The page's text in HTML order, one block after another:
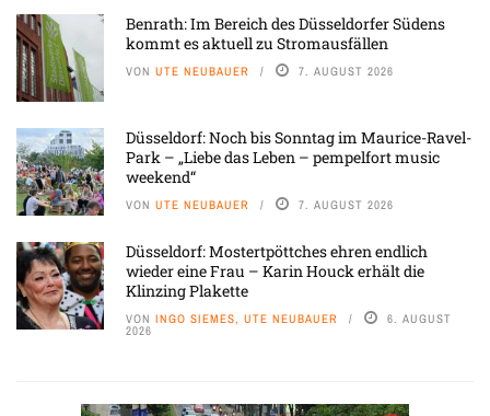
Benrath: Im Bereich des Düsseldorfer Südens
kommt es aktuell zu Stromausfällen
VON UTE NEUBAUER 7. AUGUST 2026
Düsseldorf: Noch bis Sonntag im Maurice-Ravel-
Park – „Liebe das Leben – pempelfort music
weekend“
VON UTE NEUBAUER 7. AUGUST 2026
Düsseldorf: Mostertpöttches ehren endlich
wieder eine Frau – Karin Houck erhält die
Klinzing Plakette
VON INGO SIEMES, UTE NEUBAUER 6. AUGUST
2026